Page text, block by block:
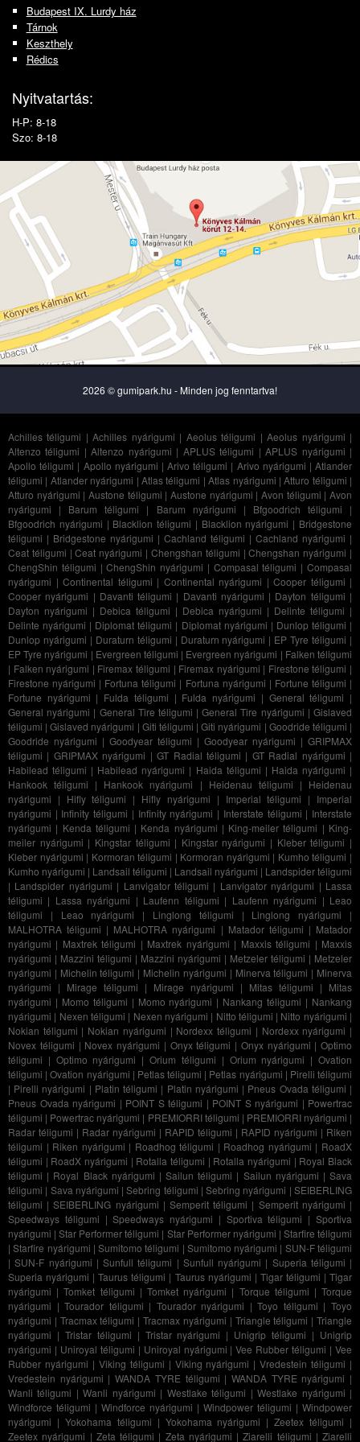
Budapest IX. Lurdy ház
Tárnok
Keszthely
Rédics
Nyitvatartás:
H-P: 8-18
Szo: 8-18
2026 © gumipark.hu - Minden jog fenntartva!
Achilles téligumi |Achilles nyárigumi | Aeolus téligumi |Aeolus nyárigumi |
Altenzo téligumi |Altenzo nyárigumi | APLUS téligumi |APLUS nyárigumi |
Apollo téligumi | Apollo nyárigumi |Arivo téligumi | Arivo nyárigumi |Atlander
téligumi | Atlander nyárigumi | Atlas téligumi |Atlas nyárigumi |Atturo téligumi |
Atturo nyárigumi |Austone téligumi |Austone nyárigumi |Avon téligumi |Avon
nyárigumi | Barum téligumi | Barum nyárigumi | Bfgoodrich téligumi |
Bfgoodrich nyárigumi | Blacklion téligumi | Blacklion nyárigumi | Bridgestone
téligumi | Bridgestone nyárigumi | Cachland téligumi | Cachland nyárigumi |
Ceat téligumi |Ceat nyárigumi | Chengshan téligumi |Chengshan nyárigumi |
ChengShin téligumi |ChengShin nyárigumi | Compasal téligumi |Compasal
nyárigumi | Continental téligumi | Continental nyárigumi | Cooper téligumi |
Cooper nyárigumi | Davanti téligumi | Davanti nyárigumi | Dayton téligumi |
Dayton nyárigumi | Debica téligumi | Debica nyárigumi | Delinte téligumi |
Delinte nyárigumi | Diplomat téligumi | Diplomat nyárigumi | Dunlop téligumi |
Dunlop nyárigumi | Duraturn téligumi | Duraturn nyárigumi | EP Tyre téligumi |
EP Tyre nyárigumi | Evergreen téligumi | Evergreen nyárigumi | Falken téligumi
| Falken nyárigumi | Firemax téligumi | Firemax nyárigumi | Firestone téligumi |
Firestone nyárigumi | Fortuna téligumi | Fortuna nyárigumi | Fortune téligumi |
Fortune nyárigumi | Fulda téligumi | Fulda nyárigumi | General téligumi |
General nyárigumi | General Tire téligumi |General Tire nyárigumi |Gislaved
téligumi |Gislaved nyárigumi | Giti téligumi |Giti nyárigumi | Goodride téligumi |
Goodride nyárigumi | Goodyear téligumi | Goodyear nyárigumi | GRIPMAX
téligumi | GRIPMAX nyárigumi |GT Radial téligumi | GT Radial nyárigumi |
Habilead téligumi | Habilead nyárigumi | Haida téligumi | Haida nyárigumi |
Hankook téligumi | Hankook nyárigumi | Heidenau téligumi | Heidenau
nyárigumi | Hifly téligumi | Hifly nyárigumi | Imperial téligumi | Imperial
nyárigumi | Infinity téligumi | Infinity nyárigumi | Interstate téligumi | Interstate
nyárigumi | Kenda téligumi | Kenda nyárigumi | King-meiler téligumi | King-
meiler nyárigumi | Kingstar téligumi | Kingstar nyárigumi | Kleber téligumi |
Kleber nyárigumi | Kormoran téligumi | Kormoran nyárigumi | Kumho téligumi |
Kumho nyárigumi | Landsail téligumi | Landsail nyárigumi | Landspider téligumi
| Landspider nyárigumi | Lanvigator téligumi | Lanvigator nyárigumi | Lassa
téligumi | Lassa nyárigumi | Laufenn téligumi | Laufenn nyárigumi | Leao
téligumi | Leao nyárigumi | Linglong téligumi | Linglong nyárigumi |
MALHOTRA téligumi | MALHOTRA nyárigumi | Matador téligumi | Matador
nyárigumi | Maxtrek téligumi | Maxtrek nyárigumi | Maxxis téligumi | Maxxis
nyárigumi | Mazzini téligumi | Mazzini nyárigumi | Metzeler téligumi | Metzeler
nyárigumi | Michelin téligumi | Michelin nyárigumi | Minerva téligumi | Minerva
nyárigumi | Mirage téligumi | Mirage nyárigumi | Mitas téligumi | Mitas
nyárigumi | Momo téligumi | Momo nyárigumi | Nankang téligumi | Nankang
nyárigumi | Nexen téligumi | Nexen nyárigumi | Nitto téligumi | Nitto nyárigumi |
Nokian téligumi | Nokian nyárigumi | Nordexx téligumi | Nordexx nyárigumi |
Novex téligumi | Novex nyárigumi | Onyx téligumi | Onyx nyárigumi | Optimo
téligumi | Optimo nyárigumi |Orium téligumi | Orium nyárigumi |Ovation
téligumi |Ovation nyárigumi | Petlas téligumi | Petlas nyárigumi | Pirelli téligumi
| Pirelli nyárigumi | Platin téligumi | Platin nyárigumi | Pneus Ovada téligumi |
Pneus Ovada nyárigumi | POINT S téligumi | POINT S nyárigumi | Powertrac
téligumi | Powertrac nyárigumi | PREMIORRI téligumi | PREMIORRI nyárigumi |
Radar téligumi | Radar nyárigumi | RAPID téligumi | RAPID nyárigumi | Riken
téligumi | Riken nyárigumi | Roadhog téligumi | Roadhog nyárigumi | RoadX
téligumi | RoadX nyárigumi | Rotalla téligumi | Rotalla nyárigumi | Royal Black
téligumi | Royal Black nyárigumi |Sailun téligumi | Sailun nyárigumi |Sava
téligumi | Sava nyárigumi |Sebring téligumi |Sebring nyárigumi |SEIBERLING
téligumi |SEIBERLING nyárigumi |Semperit téligumi | Semperit nyárigumi |
Speedways téligumi |Speedways nyárigumi | Sportiva téligumi |Sportiva
nyárigumi |Star Performer téligumi | Star Performer nyárigumi | Starfire téligumi
|Starfire nyárigumi |Sumitomo téligumi | Sumitomo nyárigumi | SUN-F téligumi
|SUN-F nyárigumi | Sunfull téligumi | Sunfull nyárigumi | Superia téligumi |
Superia nyárigumi |Taurus téligumi | Taurus nyárigumi | Tigar téligumi |Tigar
nyárigumi |Tomket téligumi | Tomket nyárigumi | Torque téligumi |Torque
nyárigumi |Tourador téligumi | Tourador nyárigumi |Toyo téligumi |Toyo
nyárigumi | Tracmax téligumi |Tracmax nyárigumi | Triangle téligumi |Triangle
nyárigumi | Tristar téligumi | Tristar nyárigumi | Unigrip téligumi | Unigrip
nyárigumi | Uniroyal téligumi | Uniroyal nyárigumi |Vee Rubber téligumi |Vee
Rubber nyárigumi | Viking téligumi | Viking nyárigumi |Vredestein téligumi |
Vredestein nyárigumi |WANDA TYRE téligumi | WANDA TYRE nyárigumi |
Wanli téligumi |Wanli nyárigumi | Westlake téligumi |Westlake nyárigumi |
Windforce téligumi | Windforce nyárigumi | Windpower téligumi | Windpower
nyárigumi | Yokohama téligumi | Yokohama nyárigumi |Zeetex téligumi |
Zeetex nyárigumi | Zeta téligumi | Zeta nyárigumi |Ziarelli téligumi | Ziarelli